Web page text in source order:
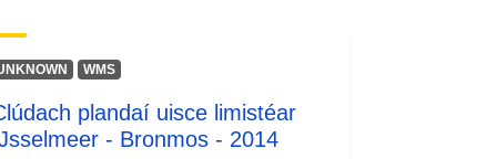
WMS
plandaí uisce limistéar
- Bronmos - 2014